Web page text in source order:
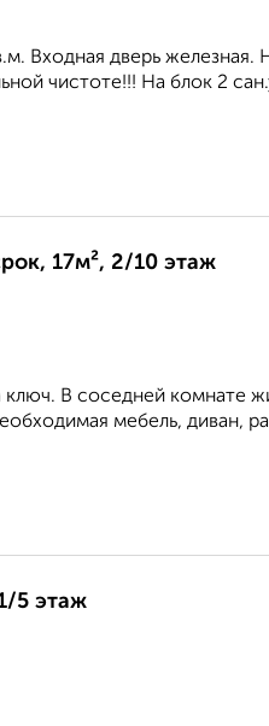
Входная дверь
чистоте!!! На блок 2
17м², 2/10 этаж
В соседней комнате
мебель, диван,
5 этаж